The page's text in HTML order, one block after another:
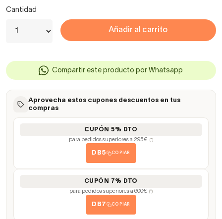
Cantidad
Añadir al carrito
Compartir este producto por Whatsapp
Aprovecha estos cupones descuentos en tus
compras
CUPÓN 5% DTO
para pedidos superiores a 295€ (*)
DB5 COPIAR
CUPÓN 7% DTO
para pedidos superiores a 600€ (*)
DB7 COPIAR